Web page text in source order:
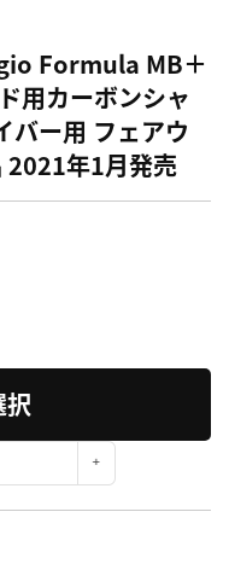
Formula MB＋
用カーボンシャ
バー用 フェアウ
2021年1月発売
択